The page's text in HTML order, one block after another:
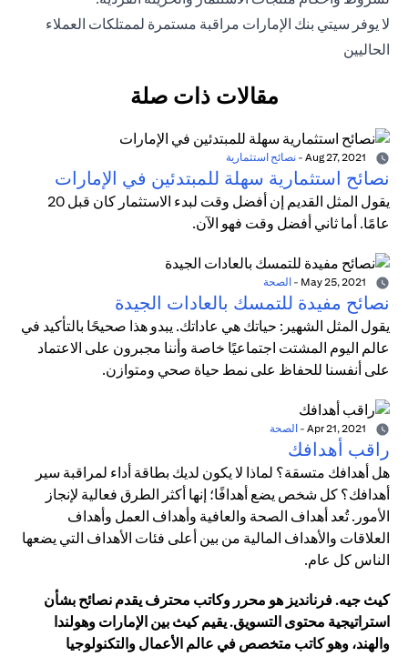
لا يوفر سيتي بنك الإمارات مراقبة مستمرة لممتلكات العملاء
الحاليين
مقالات ذات صلة
- نصائح استثمارية
نصائح استثمارية سهلة للمبتدئين في الإمارات
يقول المثل القديم إن أفضل وقت لبدء الاستثمار كان قبل 20
عامًا. أما ثاني أفضل وقت فهو الآن.
- الصحة
نصائح مفيدة للتمسك بالعادات الجيدة
يقول المثل الشهير: حياتك هي عاداتك. يبدو هذا صحيحًا بالتأكيد في
عالم اليوم المشتت اجتماعيًا خاصة وأننا مجبرون على الاعتماد
على أنفسنا للحفاظ على نمط حياة صحي ومتوازن.
- الصحة
راقب أهدافك
هل أهدافك متسقة؟ لماذا لا يكون لديك بطاقة أداء لمراقبة سير
أهدافك؟ كل شخص يضع أهدافًا؛ إنها أكثر الطرق فعالية لإنجاز
الأمور. تُعد أهداف الصحة والعافية وأهداف العمل وأهداف
العلاقات والأهداف المالية من بين أعلى فئات الأهداف التي يضعها
الناس كل عام.
كيث جيه. فرنانديز هو محرر وكاتب محترف يقدم نصائح بشأن
استراتيجية محتوى التسويق. يقيم كيث بين الإمارات وهولندا
والهند، وهو كاتب متخصص في عالم الأعمال والتكنولوجيا